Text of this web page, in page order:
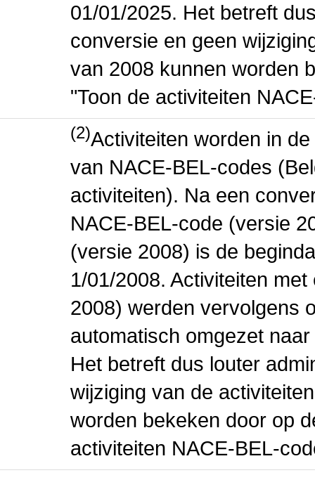
01/01/2025. Het betreft
conversie en geen
van 2008 kunnen worden
"Toon de activiteiten
(2)Activiteiten worden in
van NACE-BEL-codes
activiteiten). Na een
NACE-BEL-code (versie
(versie 2008) is de
1/01/2008. Activiteiten
2008) werden vervolgens
automatisch omgezet
Het betreft dus louter
wijziging van de
worden bekeken door op
activiteiten NACE-BEL-